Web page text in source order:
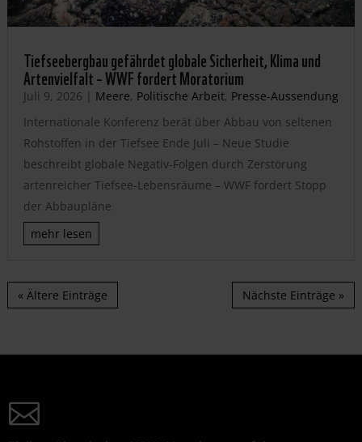
Tiefseebergbau gefährdet globale Sicherheit, Klima und
Artenvielfalt – WWF fordert Moratorium
Juli 9, 2026 | Meere, Politische Arbeit, Presse-Aussendung
Internationale Konferenz berät über Abbau von seltenen
Rohstoffen in der Tiefsee Ende Juli – Neue Studie
beschreibt globale Negativ-Folgen durch Zerstörung
artenreicher Tiefsee-Lebensräume – WWF fordert Stopp
der Abbaupläne
mehr lesen
« Ältere Einträge Nächste Einträge »